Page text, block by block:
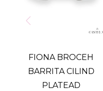
FIONA BROCEH
BARRITA CILIND
PLATEAD